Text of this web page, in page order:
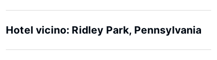
Hotel vicino: Ridley Park, Pennsylvania